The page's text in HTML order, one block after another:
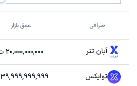
صرافی عمق بازار
آبان تتر 20,000,000,000 ت
توایکس 39,999,999,999 ت